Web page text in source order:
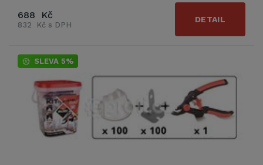
688 Kč
832 Kč s DPH
DETAIL
SLEVA 5%